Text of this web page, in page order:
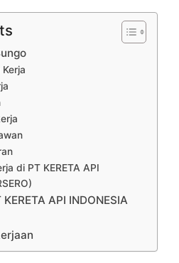
di PT KERETA API
API INDONESIA